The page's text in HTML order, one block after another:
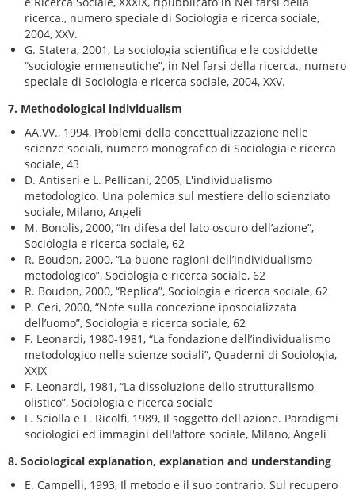
ricerca., numero speciale di Sociologia e ricerca sociale,
2004, XXV.
G. Statera, 2001, La sociologia scientifica e le cosiddette
“sociologie ermeneutiche”, in Nel farsi della ricerca., numero
speciale di Sociologia e ricerca sociale, 2004, XXV.
7. Methodological individualism
AA.VV., 1994, Problemi della concettualizzazione nelle
scienze sociali, numero monografico di Sociologia e ricerca
sociale, 43
D. Antiseri e L. PeIlicani, 2005, L'individualismo
metodologico. Una polemica sul mestiere dello scienziato
sociale, Milano, Angeli
M. Bonolis, 2000, “In difesa del lato oscuro dell’azione”,
Sociologia e ricerca sociale, 62
R. Boudon, 2000, “La buone ragioni dell’individualismo
metodologico”, Sociologia e ricerca sociale, 62
R. Boudon, 2000, “Replica”, Sociologia e ricerca sociale, 62
P. Ceri, 2000, “Note sulla concezione iposocializzata
dell’uomo”, Sociologia e ricerca sociale, 62
F. Leonardi, 1980-1981, “La fondazione dell’individualismo
metodologico nelle scienze sociali”, Quaderni di Sociologia,
XXIX
F. Leonardi, 1981, “La dissoluzione dello strutturalismo
olistico”, Sociologia e ricerca sociale
L. Sciolla e L. Ricolfi, 1989, Il soggetto dell'azione. Paradigmi
sociologici ed immagini dell'attore sociale, Milano, Angeli
8. Sociological explanation, explanation and understanding
E. Campelli, 1993, Il metodo e il suo contrario. Sul recupero